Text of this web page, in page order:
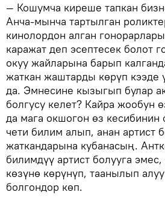
— Кошумча киреше тапкан
Анча-мынча тартылган
кинолордон алган
каражат деп эсептесек болот
окуу жайларына барып
жаткан жаштарды көрүп кээде
да. Эмнесине кызыгып булар
болгусу келет? Кайра жообун
да мага окшогон өз кесибинин
чети билим алып, анан артист
жаткандарына кубанасың.
билимдүү артист болууга
көзүнө көрүнүп, таанылып
болгондор көп.